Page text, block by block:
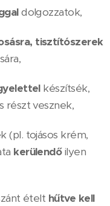
dolgozzatok,
tisztítószerek
készítsék,
részt vesznek,
(pl. tojásos krém,
kerülendőilyen
ételt hűtve kell